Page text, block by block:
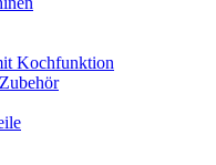
Kochfunktion